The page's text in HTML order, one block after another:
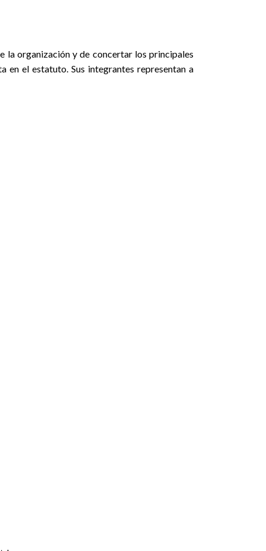
la organización y de concertar los principales
en el estatuto. Sus integrantes representan a